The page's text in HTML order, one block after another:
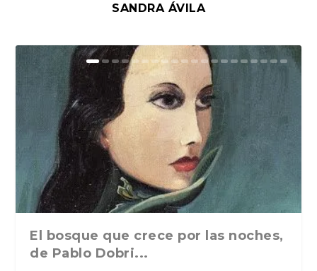
SANDRA ÁVILA
El bosque que crece por las noches,
de Pablo Dobri...